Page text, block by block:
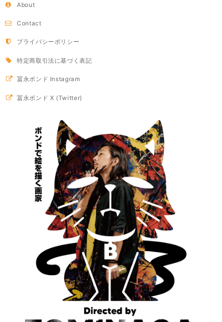
About
Contact
プライバシーポリシー
特定商取引法に基づく表記
冨永ボンド Instagram
冨永ボンド X (Twitter)